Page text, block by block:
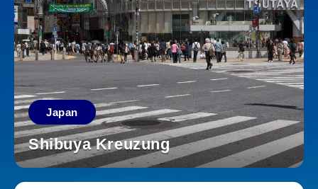
Japan
Shibuya Kreuzung